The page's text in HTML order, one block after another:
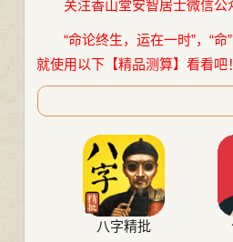
关注香山堂安智居士微信公
“命论终生，运在一时”，“
就使用以下【精品测算】看看吧！
八字精批